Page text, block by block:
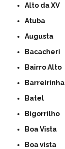
Alto da XV
Atuba
Augusta
Bacacheri
Bairro Alto
Barreirinha
Batel
Bigorrilho
Boa Vista
Boa vista